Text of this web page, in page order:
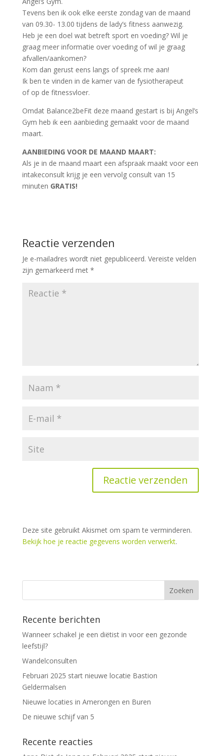
Tevens ben ik ook elke eerste zondag van de maand
van 09.30- 13.00 tijdens de lady’s fitness aanwezig.
Heb je een doel wat betreft sport en voeding? Wil je
graag meer informatie over voeding of wil je graag
afvallen/aankomen?
Kom dan gerust eens langs of spreek me aan!
Ik ben te vinden in de kamer van de fysiotherapeut
of op de fitnessvloer.
Omdat Balance2beFit deze maand gestart is bij Angel’s
Gym heb ik een aanbieding gemaakt voor de maand
maart.
AANBIEDING VOOR DE MAAND MAART:
Als je in de maand maart een afspraak maakt voor een
intakeconsult krijg je een vervolg consult van 15
minuten GRATIS!
Reactie verzenden
Je e-mailadres wordt niet gepubliceerd. Vereiste velden
zijn gemarkeerd met *
t
e
e
:
Deze site gebruikt Akismet om spam te verminderen.
Bekijk hoe je reactie gegevens worden verwerkt.
Recente berichten
Wanneer schakel je een diëtist in voor een gezonde
leefstijl?
Wandelconsulten
Februari 2025 start nieuwe locatie Bastion
Geldermalsen
Nieuwe locaties in Amerongen en Buren
De nieuwe schijf van 5
Recente reacties